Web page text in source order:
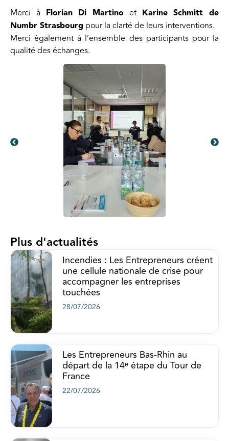
Merci à Florian Di Martino et KarineSchmitt de
Numbr Strasbourg pourla clarté de leurs interventions.
Merciégalementà l’ensemble des participants pour la
qualité deséchanges.
Plus d'actualités
Incendies : Les Entrepreneurs créent
une cellule nationale de crise pour
accompagner les entreprises
touchées
28/07/2026
Les Entrepreneurs Bas-Rhin au
départ de la 14ᵉ étape du Tour de
France
22/07/2026